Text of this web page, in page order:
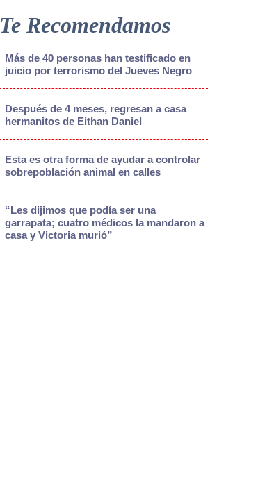
Te Recomendamos
Más de 40 personas han testificado en
juicio por terrorismo del Jueves Negro
Después de 4 meses, regresan a casa
hermanitos de Eithan Daniel
Esta es otra forma de ayudar a controlar
sobrepoblación animal en calles
“Les dijimos que podía ser una
garrapata; cuatro médicos la mandaron a
casa y Victoria murió”